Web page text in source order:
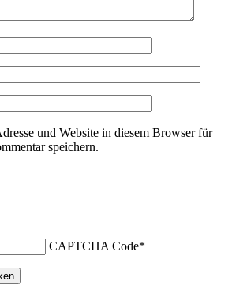
und Website in diesem Browser für
speichern.
CAPTCHA Code*